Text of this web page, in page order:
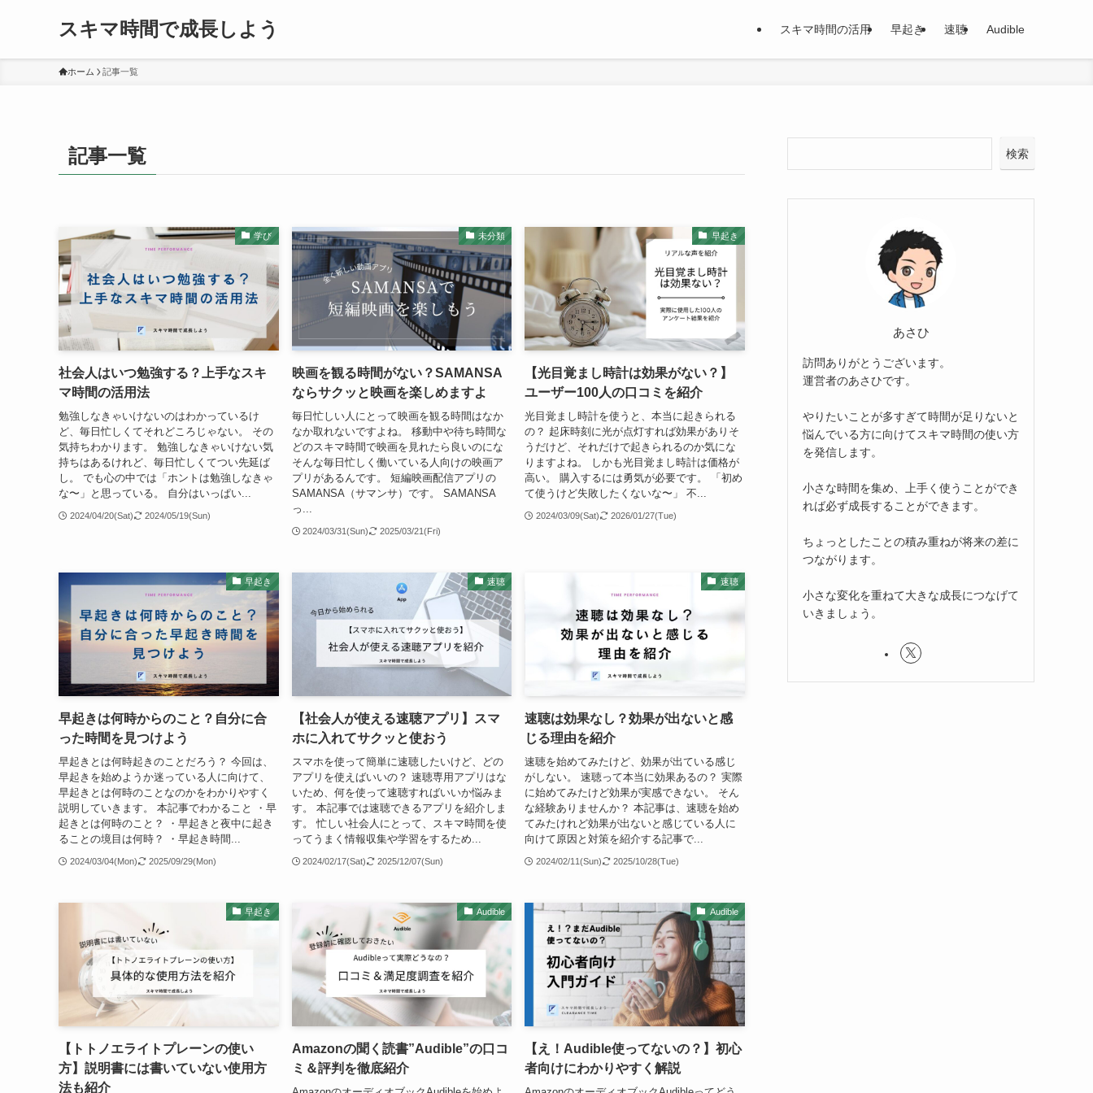
スキマ時間で成長しよう スキマ時間の活用 早起き 速聴 Audible
ホーム 記事一覧
記事一覧
学び
社会人はいつ勉強する？上手なスキ
マ時間の活用法
勉強しなきゃいけないのはわかっているけ
ど、毎日忙しくてそれどころじゃない。 その
気持ちわかります。 勉強しなきゃいけない気
持ちはあるけれど、毎日忙しくてつい先延ば
し。 でも心の中では「ホントは勉強しなきゃ
な〜」と思っている。 自分はいっぱい...
2024/04/20(Sat) 2024/05/19(Sun)
未分類
映画を観る時間がない？SAMANSA
ならサクッと映画を楽しめますよ
毎日忙しい人にとって映画を観る時間はなか
なか取れないですよね。 移動中や待ち時間な
どのスキマ時間で映画を見れたら良いのにな
そんな毎日忙しく働いている人向けの映画ア
プリがあるんです。 短編映画配信アプリの
SAMANSA（サマンサ）です。 SAMANSA
っ...
2024/03/31(Sun) 2025/03/21(Fri)
早起き
【光目覚まし時計は効果がない？】
ユーザー100人の口コミを紹介
光目覚まし時計を使うと、本当に起きられる
の？ 起床時刻に光が点灯すれば効果がありそ
うだけど、それだけで起きられるのか気にな
りますよね。 しかも光目覚まし時計は価格が
高い。 購入するには勇気が必要です。 「初め
て使うけど失敗したくないな〜」 不...
2024/03/09(Sat) 2026/01/27(Tue)
早起き
早起きは何時からのこと？自分に合
った時間を見つけよう
早起きとは何時起きのことだろう？ 今回は、
早起きを始めようか迷っている人に向けて、
早起きとは何時のことなのかをわかりやすく
説明していきます。 本記事でわかること ・早
起きとは何時のこと？ ・早起きと夜中に起き
ることの境目は何時？ ・早起き時間...
2024/03/04(Mon) 2025/09/29(Mon)
速聴
【社会人が使える速聴アプリ】スマ
ホに入れてサクッと使おう
スマホを使って簡単に速聴したいけど、どの
アプリを使えばいいの？ 速聴専用アプリはな
いため、何を使って速聴すればいいか悩みま
す。 本記事では速聴できるアプリを紹介しま
す。 忙しい社会人にとって、スキマ時間を使
ってうまく情報収集や学習をするため...
2024/02/17(Sat) 2025/12/07(Sun)
速聴
速聴は効果なし？効果が出ないと感
じる理由を紹介
速聴を始めてみたけど、効果が出ている感じ
がしない。 速聴って本当に効果あるの？ 実際
に始めてみたけど効果が実感できない。 そん
な経験ありませんか？ 本記事は、速聴を始め
てみたけれど効果が出ないと感じている人に
向けて原因と対策を紹介する記事で...
2024/02/11(Sun) 2025/10/28(Tue)
早起き
【トトノエライトプレーンの使い
方】説明書には書いていない使用方
法も紹介
Audible
Amazonの聞く読書”Audible”の口コ
ミ＆評判を徹底紹介
Audible
【え！Audible使ってないの？】初心
者向けにわかりやすく解説
検索
あさひ
訪問ありがとうございます。
運営者のあさひです。
やりたいことが多すぎて時間が足りないと
悩んでいる方に向けてスキマ時間の使い方
を発信します。
小さな時間を集め、上手く使うことができ
れば必ず成長することができます。
ちょっとしたことの積み重ねが将来の差に
つながります。
小さな変化を重ねて大きな成長につなげて
いきましょう。